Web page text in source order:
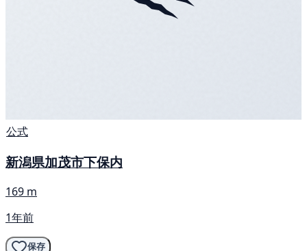
公式
新潟県加茂市下保内
169 m
1年前
保存